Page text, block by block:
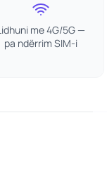
me 4G/5G —
pa ndërrim SIM-i